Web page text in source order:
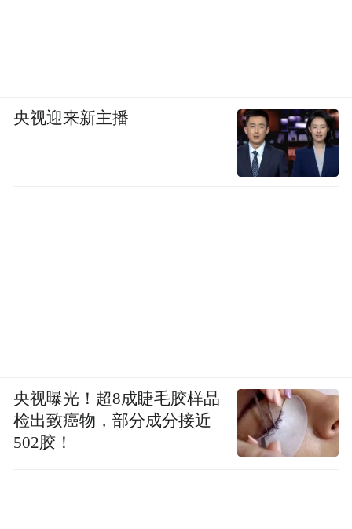
央视迎来新主播
央视曝光！超8成睫毛胶样品
检出致癌物，部分成分接近
502胶！